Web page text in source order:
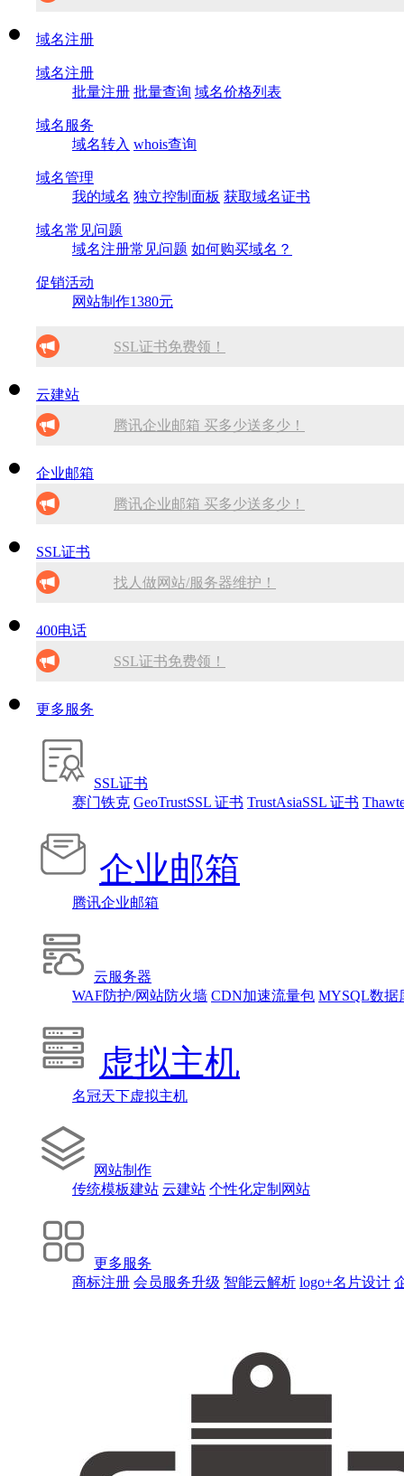
10分钟做网站 只需1380元！
域名注册
域名注册
批量注册 批量查询 域名价格列表
域名服务
域名转入 whois查询
域名管理
我的域名 独立控制面板 获取域名证书
域名常见问题
域名注册常见问题 如何购买域名？
促销活动
网站制作1380元
SSL证书免费领！
免备案虚拟主机，只需199元!
找人做网站/服务器维护！
云建站
腾讯企业邮箱 买多少送多少！
10分钟做网站 只需1380元！
SSL证书免费领！
企业邮箱
腾讯企业邮箱 买多少送多少！
10分钟做网站 只需1380元！
SSL证书免费领！
SSL证书
找人做网站/服务器维护！
腾讯企业邮箱 买多少送多少！
400电话
SSL证书免费领！
10分钟做网站 只需1380元！
更多服务
SSL证书
赛门铁克 GeoTrustSSL 证书 TrustAsiaSSL 证书
企业邮箱
腾讯企业邮箱
云服务器
WAF防护/网站防火墙 CDN加速流量包 MYSQL数据
虚拟主机
名冠天下虚拟主机
网站制作
传统模板建站 云建站 个性化定制网站
更多服务
商标注册 会员服务升级 智能云解析 logo+名片设计